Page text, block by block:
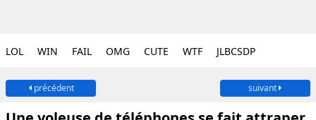
LOL WIN FAIL OMG CUTE WTF JLBCSDP
précédent suivant